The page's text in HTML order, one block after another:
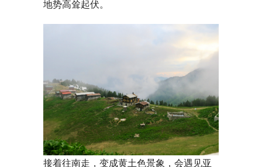
地势高耸起伏。
接着往南走，变成黄土色景象，会遇见亚